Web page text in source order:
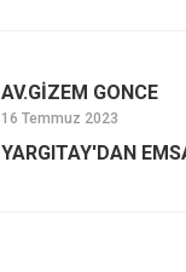
AV.GİZEM GONCE
16 Temmuz 2023
YARGITAY'DAN